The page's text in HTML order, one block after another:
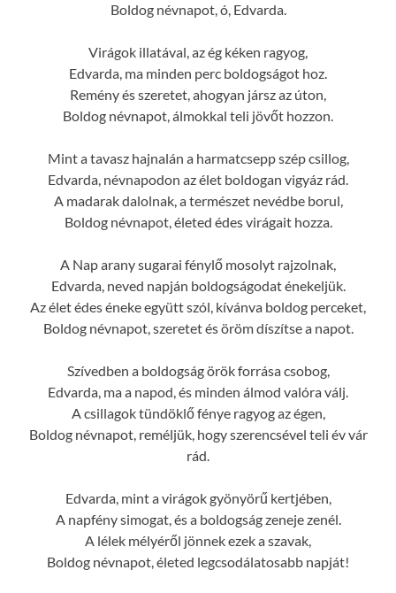
Boldog névnapot, ó, Edvarda.
Virágok illatával, az ég kéken ragyog,
Edvarda, ma minden perc boldogságot hoz.
Remény és szeretet, ahogyan jársz az úton,
Boldog névnapot, álmokkal teli jövőt hozzon.
Mint a tavasz hajnalán a harmatcsepp szép csillog,
Edvarda, névnapodon az élet boldogan vigyáz rád.
A madarak dalolnak, a természet nevédbe borul,
Boldog névnapot, életed édes virágait hozza.
A Nap arany sugarai fénylő mosolyt rajzolnak,
Edvarda, neved napján boldogságodat énekeljük.
Az élet édes éneke együtt szól, kívánva boldog perceket,
Boldog névnapot, szeretet és öröm díszítse a napot.
Szívedben a boldogság örök forrása csobog,
Edvarda, ma a napod, és minden álmod valóra válj.
A csillagok tündöklő fénye ragyog az égen,
Boldog névnapot, reméljük, hogy szerencsével teli év vár
rád.
Edvarda, mint a virágok gyönyörű kertjében,
A napfény simogat, és a boldogság zeneje zenél.
A lélek mélyéről jönnek ezek a szavak,
Boldog névnapot, életed legcsodálatosabb napját!